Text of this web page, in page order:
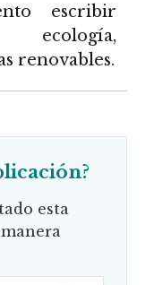
escribir
renovables.
esta